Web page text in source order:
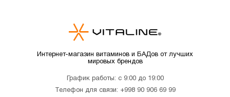
Интернет-магазин витаминов и БАДов от лучших
мировых брендов
График работы: с 9:00 до 19:00
Телефон для связи: +998 90 906 69 99